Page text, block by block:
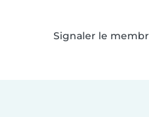
Signaler le